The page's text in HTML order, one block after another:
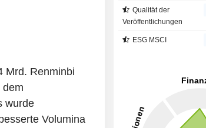
Mrd. Renminbi
dem
wurde
Volumina
Qualität der
Veröffentlichungen
ESG MSCI